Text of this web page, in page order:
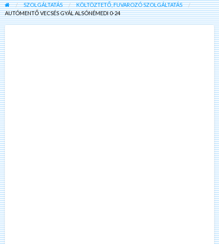
SZOLGÁLTATÁS
KÖLTÖZTETŐ, FUVAROZÓ SZOLGÁLTATÁS
AUTÓMENTŐ VECSÉS GYÁL ALSÓNÉMEDI 0-24